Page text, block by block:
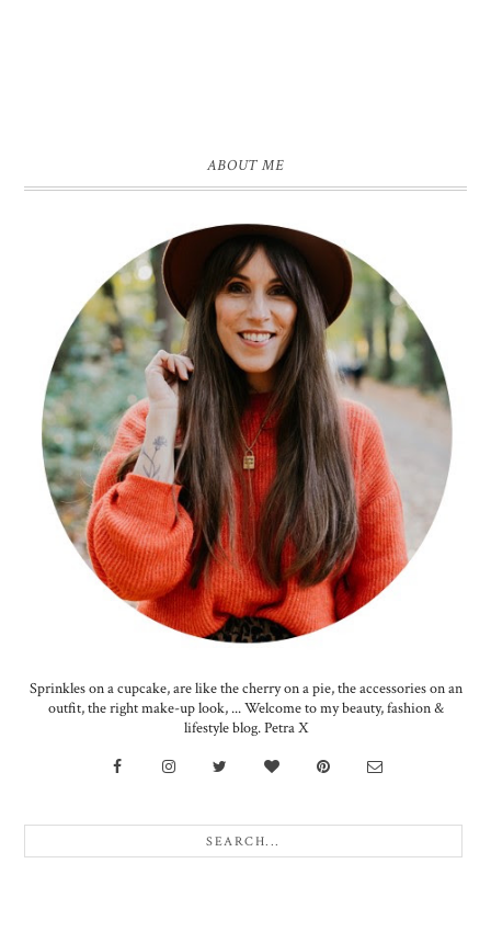
ABOUT ME
Sprinkles on a cupcake, are like the cherry on a pie, the accessories on an
outfit, the right make-up look, ... Welcome to my beauty, fashion &
lifestyle blog. Petra X